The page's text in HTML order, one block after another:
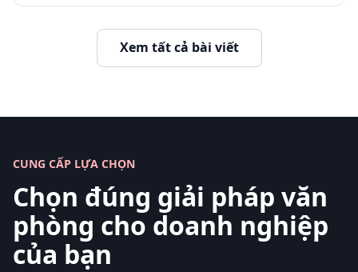
Xem tất cả bài viết
CUNG CẤP LỰA CHỌN
Chọn đúng giải pháp văn
phòng cho doanh nghiệp
của bạn